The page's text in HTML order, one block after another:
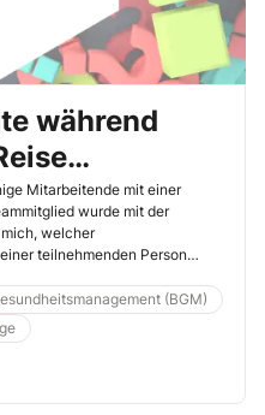
während
Mitarbeitende mit einer
wurde mit der
welcher
teilnehmenden Person
(BGM)